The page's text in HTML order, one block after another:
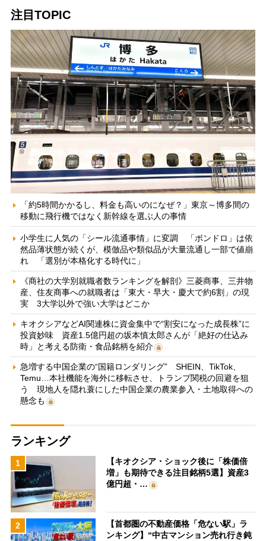
注目TOPIC
「約5時間かかるし、料金も高いのになぜ？」東京～博多間の
移動に飛行機ではなく新幹線を選ぶ人の事情
小学生に人気の「シール流通事情」に変調 「ボンドロ」は依
然品薄状態が続くが、模倣品や類似品が大量流通し一部で値崩
れ 「選別が本格化する時代に」
《商社の大学別就職者数ランキングを解剖》三菱商事、三井物
産、住友商事への就職者は「東大・早大・慶大で約6割」の現
実 3大学以外で強い大学はどこか
キオクシアなどAI関連株に資金集中で“割安になった成長株”に
投資妙味 資産1.5億円超の坂本慎太郎さんが「絶好の仕込み
時」と考える防衛・食品銘柄を紹介
急増する中国企業の“国籍ロンダリング” SHEIN、TikTok、
Temu…本社機能を海外に移転させ、トランプ関税の回避を狙
う 現地人を隠れ蓑にした中国企業の農業参入・土地取得への
懸念も
ランキング
1
【キオクシア・ショック後に「株価倍
増」も期待できる注目銘柄5選】資産3
億円超・…
2
【首都圏の不動産価格「危ない駅」ラ
ンキング】“中古マンション売れ行き鈍